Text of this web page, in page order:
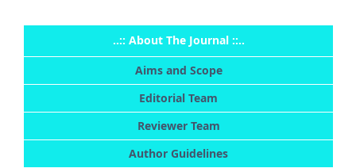
..:: About The Journal ::..
Aims and Scope
Editorial Team
Reviewer Team
Author Guidelines